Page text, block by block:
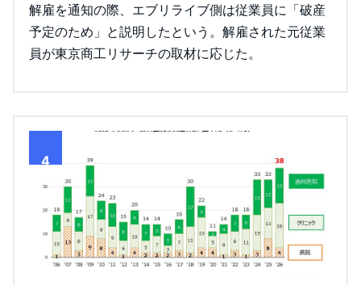
解雇を通知の際、エブリライブ側は従業員に「破産
予定のため」と説明したという。解雇された元従業
員が東京商工リサーチの取材に応じた。
4